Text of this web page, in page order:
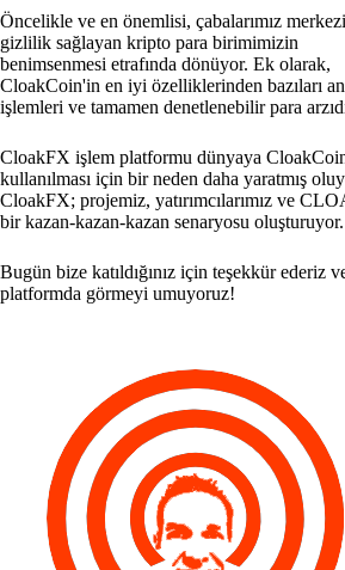
Öncelikle ve en önemlisi, çabalarımız
gizlilik sağlayan kripto para birimimizin
benimsenmesi etrafında dönüyor. Ek olarak,
CloakCoin'in en iyi özelliklerinden bazıları
işlemleri ve tamamen denetlenebilir para
CloakFX işlem platformu dünyaya
kullanılması için bir neden daha yaratmış
CloakFX; projemiz, yatırımcılarımız ve
bir kazan-kazan-kazan senaryosu oluşturuyor.
Bugün bize katıldığınız için teşekkür ederiz
platformda görmeyi umuyoruz!